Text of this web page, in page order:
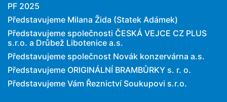
PF 2025
Představujeme Milana Žida (Statek Adámek)
Představujeme společnosti ČESKÁ VEJCE CZ PLUS
s.r.o. a Drůbež Libotenice a.s.
Představujeme společnost Novák konzervárna a.s.
Představujeme ORIGINÁLNÍ BRAMBŮRKY s. r. o.
Představujeme Vám Řeznictví Soukupovi s.r.o.